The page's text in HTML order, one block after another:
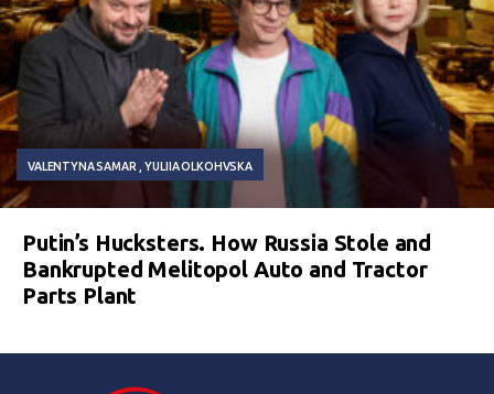
VALENTYNA SAMAR YULIIA OLKOHVSKA
Putin’s Hucksters. How Russia Stole and
Bankrupted Melitopol Auto and Tractor
Parts Plant